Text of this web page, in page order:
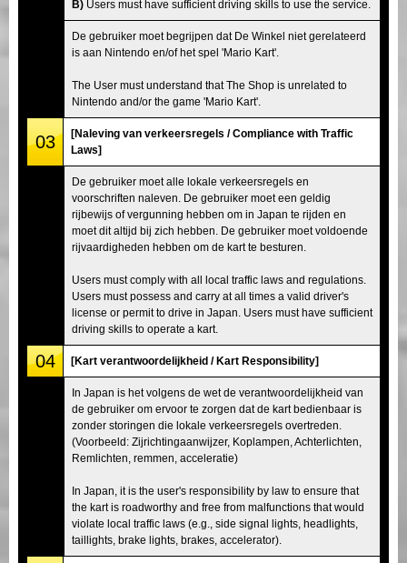
B) Users must have sufficient driving skills to use the service.
De gebruiker moet begrijpen dat De Winkel niet gerelateerd
is aan Nintendo en/of het spel 'Mario Kart'.
The User must understand that The Shop is unrelated to
Nintendo and/or the game 'Mario Kart'.
03
[Naleving van verkeersregels / Compliance with Traffic
Laws]
De gebruiker moet alle lokale verkeersregels en
voorschriften naleven. De gebruiker moet een geldig
rijbewijs of vergunning hebben om in Japan te rijden en
moet dit altijd bij zich hebben. De gebruiker moet voldoende
rijvaardigheden hebben om de kart te besturen.
Users must comply with all local traffic laws and regulations.
Users must possess and carry at all times a valid driver's
license or permit to drive in Japan. Users must have sufficient
driving skills to operate a kart.
04 [Kart verantwoordelijkheid / Kart Responsibility]
In Japan is het volgens de wet de verantwoordelijkheid van
de gebruiker om ervoor te zorgen dat de kart bedienbaar is
zonder storingen die lokale verkeersregels overtreden.
(Voorbeeld: Zijrichtingaanwijzer, Koplampen, Achterlichten,
Remlichten, remmen, acceleratie)
In Japan, it is the user's responsibility by law to ensure that
the kart is roadworthy and free from malfunctions that would
violate local traffic laws (e.g., side signal lights, headlights,
taillights, brake lights, brakes, accelerator).